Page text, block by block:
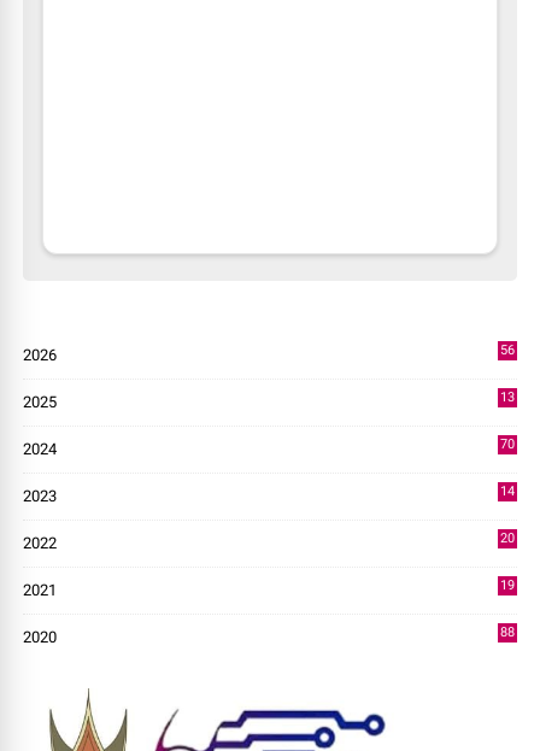
2026
56
2025
13
2024
70
2023
14
2022
20
2021
19
2020
88